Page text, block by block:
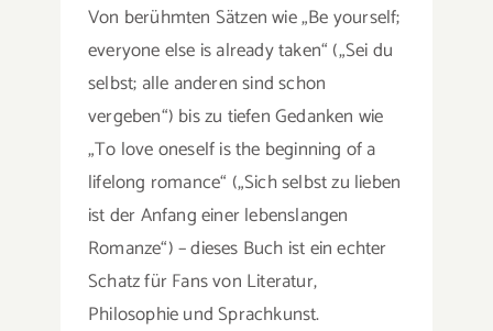
Von berühmten Sätzen wie „Be yourself;
everyone else is already taken“ („Sei du
selbst; alle anderen sind schon
vergeben“) bis zu tiefen Gedanken wie
„To love oneself is the beginning of a
lifelong romance“ („Sich selbst zu lieben
ist der Anfang einer lebenslangen
Romanze“) – dieses Buch ist ein echter
Schatz für Fans von Literatur,
Philosophie und Sprachkunst.